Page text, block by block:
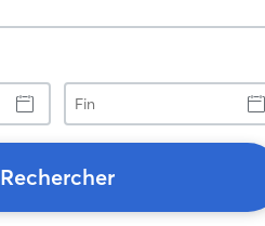
Fin
Rechercher